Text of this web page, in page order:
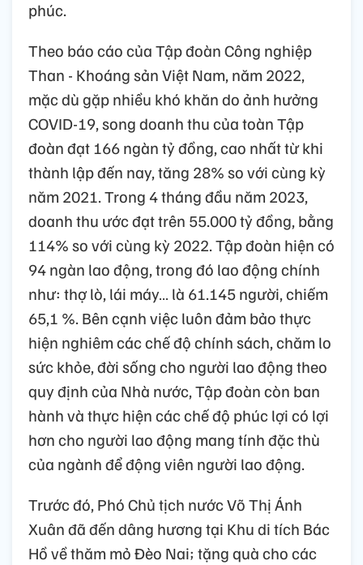
phúc.
Theo báo cáo của Tập đoàn Công nghiệp
Than - Khoáng sản Việt Nam, năm 2022,
mặc dù gặp nhiều khó khăn do ảnh hưởng
COVID-19, song doanh thu của toàn Tập
đoàn đạt 166 ngàn tỷ đồng, cao nhất từ khi
thành lập đến nay, tăng 28% so với cùng kỳ
năm 2021. Trong 4 tháng đầu năm 2023,
doanh thu ước đạt trên 55.000 tỷ đồng, bằng
114% so với cùng kỳ 2022. Tập đoàn hiện có
94 ngàn lao động, trong đó lao động chính
như: thợ lò, lái máy… là 61.145 người, chiếm
65,1 %. Bên cạnh việc luôn đảm bảo thực
hiện nghiêm các chế độ chính sách, chăm lo
sức khỏe, đời sống cho người lao động theo
quy định của Nhà nước, Tập đoàn còn ban
hành và thực hiện các chế độ phúc lợi có lợi
hơn cho người lao động mang tính đặc thù
của ngành để động viên người lao động.
Trước đó, Phó Chủ tịch nước Võ Thị Ánh
Xuân đã đến dâng hương tại Khu di tích Bác
Hồ về thăm mỏ Đèo Nai; tặng quà cho các